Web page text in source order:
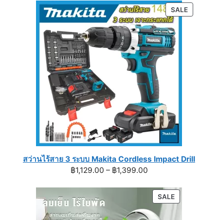
฿790.00
through
฿990.00
SALE
ON
สว่านไร้สาย 3 ระบบ Makita Cordless Impact Drill
฿1,129.00 – ฿1,399.00Price
฿1,129.00
through
฿1,399.00
SALEPRODUCT
ON